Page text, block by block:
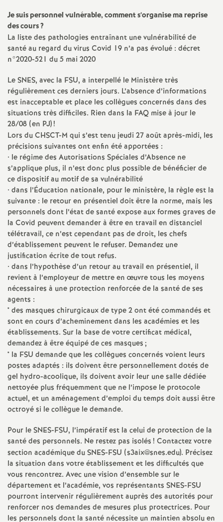
n
s
T
o
u
r
s
Je suis personnel vulnérable, comment s’organise ma reprise
des cours?
La liste des pathologies entraînant une vulnérabilité de
santé au regard du virus Covid 19 n’a pas évolué : décret
n°2020-521 du 5 mai 2020
Le SNES, avec la FSU, a interpellé le Ministère très
régulièrement ces derniers jours. L’absence d’informations
est inacceptable et place les collègues concernés dans des
situations très difficiles. Rien dans la FAQ mise à jour le
28/08 (en PJ)!
Lors du CHSCT-M qui s’est tenu jeudi 27 août après-midi, les
précisions suivantes ont enfin été apportées :
• le régime des Autorisations Spéciales d’Absence ne
s’applique plus, il n’est donc plus possible de bénéficier de
ce dispositif au motif de sa vulnérabilité
• dans l’Éducation nationale, pour le ministère, la règle est la
suivante : le retour en présentiel doit être la norme, mais les
personnels dont l’état de santé expose aux formes graves de
la Covid peuvent demander à être en travail en distanciel
télétravail, ce n’est cependant pas de droit, les chefs
d’établissement peuvent le refuser. Demandez une
justification écrite de tout refus.
• dans l’hypothèse d’un retour au travail en présentiel, il
revient à l’employeur de mettre en œuvre tous les moyens
nécessaires à une protection renforcée de la santé de ses
agents :
* des masques chirurgicaux de type 2 ont été commandés et
sont en cours d’acheminement dans les académies et les
établissements. Sur la base de votre certificat médical,
demandez à être équipé de ces masques;
* la FSU demande que les collègues concernés voient leurs
postes adaptés : ils doivent être personnellement dotés de
gel hydro-acoolique, ils doivent avoir leur une salle dédiée
nettoyée plus fréquemment que ne l’impose le protocole
actuel, et un aménagement d’emploi du temps doit aussi être
octroyé si le collègue le demande.
Pour le SNES-FSU, l’impératif est la celui de protection de la
santé des personnels. Ne restez pas isolés ! Contactez votre
section académique du SNES-FSU (s3aix@snes.edu). Précisez
la situation dans votre établissement et les difficultés que
vous rencontrez. Avec une vision d’ensemble sur le
département et l’académie, vos représentants SNES-FSU
pourront intervenir régulièrement auprès des autorités pour
renforcer nos demandes de mesures plus protectrices. Pour
les personnels dont la santé nécessite un maintien absolu en